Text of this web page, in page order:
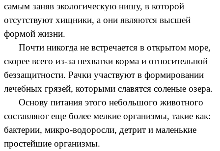
самым заняв экологическую нишу, в которой
отсутствуют хищники, а они являются высшей
формой жизни.
Почти никогда не встречается в открытом море,
скорее всего из-за нехватки корма и относительной
беззащитности. Рачки участвуют в формировании
лечебных грязей, которыми славятся соленые озера.
Основу питания этого небольшого животного
составляют еще более мелкие организмы, такие как:
бактерии, микро-водоросли, детрит и маленькие
простейшие организмы.